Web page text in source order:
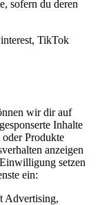
sofern du deren
TikTok
wir dir auf
Inhalte
oder Produkte
anzeigen
setzen
ein:
Advertising,